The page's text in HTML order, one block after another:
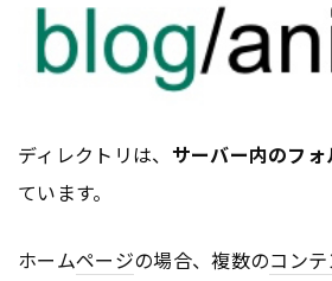
ディレクトリは、 サーバー内のフ
ています。
ホームページの場合、複数のコン